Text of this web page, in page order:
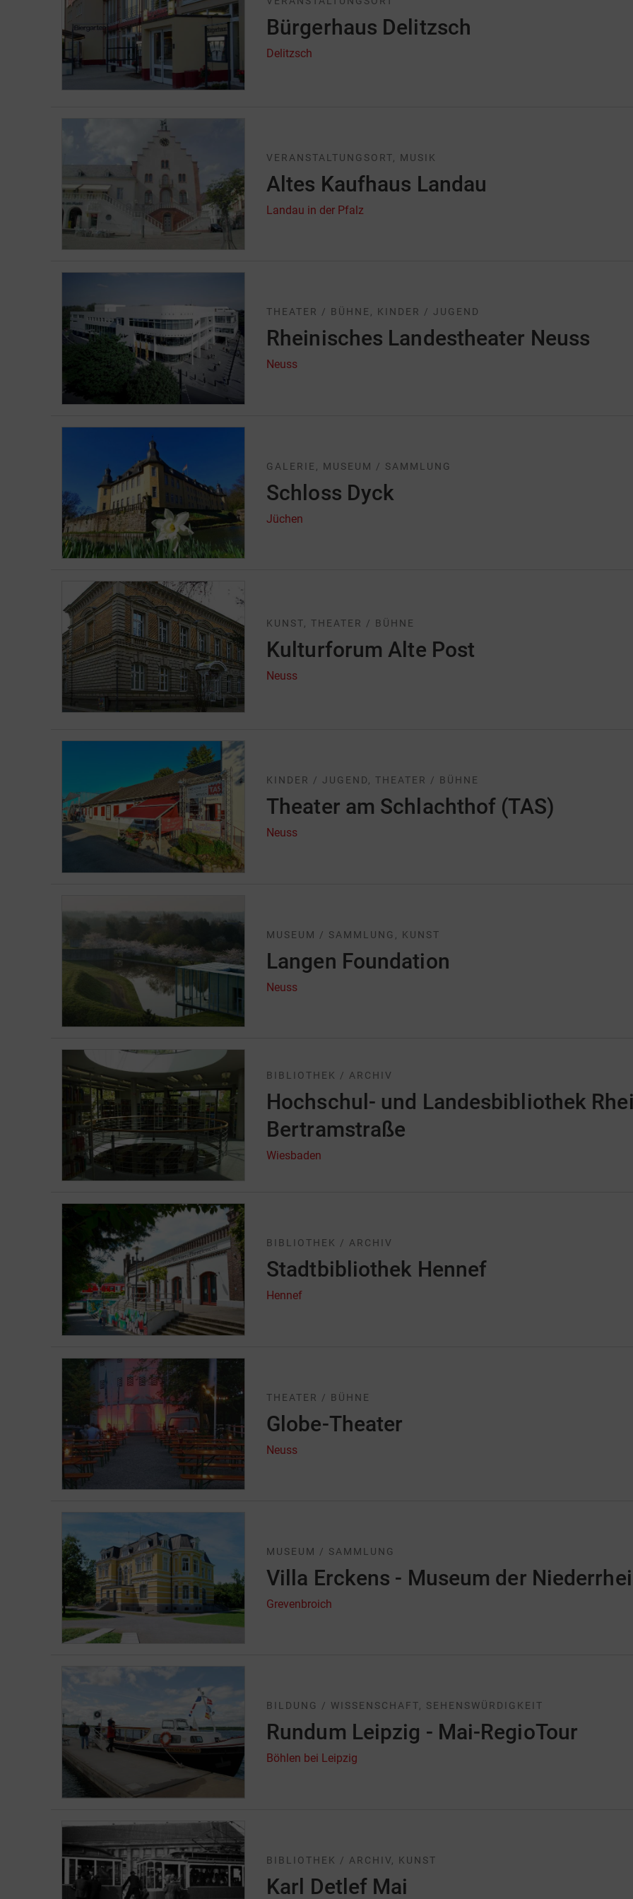
Bürgerhaus Delitzsch
Delitzsch
VERANSTALTUNGSORT, MUSIK
Altes Kaufhaus Landau
Landau in der Pfalz
THEATER / BÜHNE, KINDER / JUGEND
Rheinisches Landestheater Neuss
Neuss
GALERIE, MUSEUM / SAMMLUNG
Schloss Dyck
Jüchen
KUNST, THEATER / BÜHNE
Kulturforum Alte Post
Neuss
KINDER / JUGEND, THEATER / BÜHNE
Theater am Schlachthof (TAS)
Neuss
MUSEUM / SAMMLUNG, KUNST
Langen Foundation
Neuss
BIBLIOTHEK / ARCHIV
Hochschul- und Landesbibliothek RheinMain
Bertramstraße
Wiesbaden
BIBLIOTHEK / ARCHIV
Stadtbibliothek Hennef
Hennef
THEATER / BÜHNE
Globe-Theater
Neuss
MUSEUM / SAMMLUNG
Villa Erckens - Museum der
Grevenbroich
BILDUNG / WISSENSCHAFT, SEHENSWÜRDIGKEIT
Rundum Leipzig - Mai-RegioTour
Böhlen bei Leipzig
BIBLIOTHEK / ARCHIV, KUNST
Karl Detlef Mai